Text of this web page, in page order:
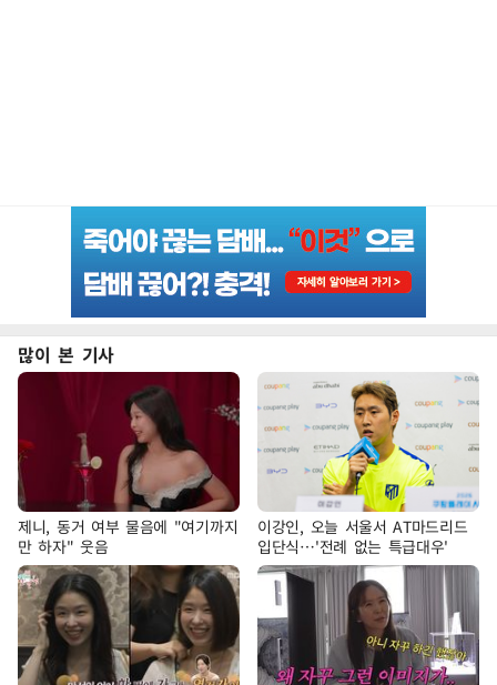
많이 본 기사
제니, 동거 여부 물음에 "여기까지
만 하자" 웃음
이강인, 오늘 서울서 AT마드리드
입단식…'전례 없는 특급대우'